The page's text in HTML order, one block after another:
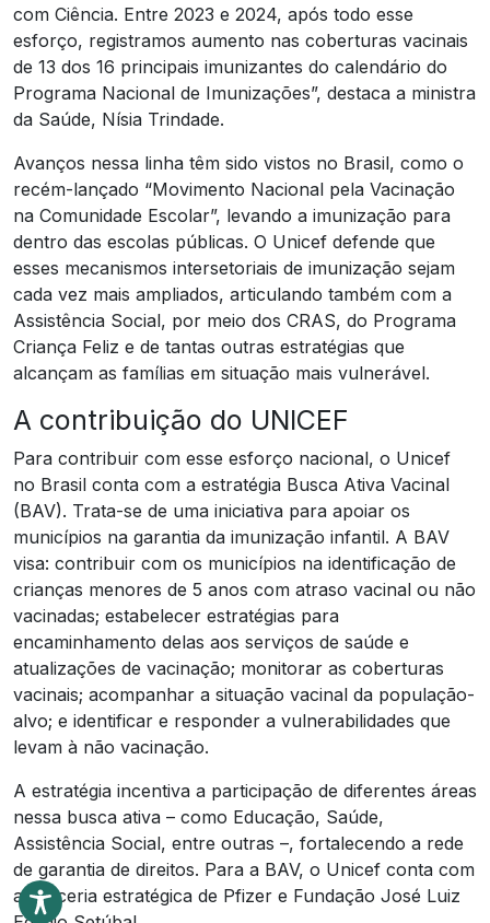
com Ciência. Entre 2023 e 2024, após todo esse
esforço, registramos aumento nas coberturas vacinais
de 13 dos 16 principais imunizantes do calendário do
Programa Nacional de Imunizações”, destaca a ministra
da Saúde, Nísia Trindade.
Avanços nessa linha têm sido vistos no Brasil, como o
recém-lançado “Movimento Nacional pela Vacinação
na Comunidade Escolar”, levando a imunização para
dentro das escolas públicas. O Unicef defende que
esses mecanismos intersetoriais de imunização sejam
cada vez mais ampliados, articulando também com a
Assistência Social, por meio dos CRAS, do Programa
Criança Feliz e de tantas outras estratégias que
alcançam as famílias em situação mais vulnerável.
A contribuição do UNICEF
Para contribuir com esse esforço nacional, o Unicef
no Brasil conta com a estratégia Busca Ativa Vacinal
(BAV). Trata-se de uma iniciativa para apoiar os
municípios na garantia da imunização infantil. A BAV
visa: contribuir com os municípios na identificação de
crianças menores de 5 anos com atraso vacinal ou não
vacinadas; estabelecer estratégias para
encaminhamento delas aos serviços de saúde e
atualizações de vacinação; monitorar as coberturas
vacinais; acompanhar a situação vacinal da população-
alvo; e identificar e responder a vulnerabilidades que
levam à não vacinação.
A estratégia incentiva a participação de diferentes áreas
nessa busca ativa – como Educação, Saúde,
Assistência Social, entre outras –, fortalecendo a rede
de garantia de direitos. Para a BAV, o Unicef conta com
a parceria estratégica de Pfizer e Fundação José Luiz